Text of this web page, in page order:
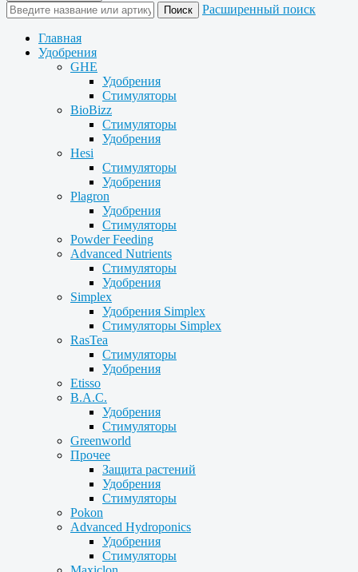
Расширенный поиск
Главная
Удобрения
GHE
Удобрения
Стимуляторы
BioBizz
Стимуляторы
Удобрения
Hesi
Стимуляторы
Удобрения
Plagron
Удобрения
Стимуляторы
Powder Feeding
Advanced Nutrients
Стимуляторы
Удобрения
Simplex
Удобрения Simplex
Стимуляторы Simplex
RasTea
Стимуляторы
Удобрения
Etisso
B.A.C.
Удобрения
Стимуляторы
Greenworld
Прочее
Защита растений
Удобрения
Стимуляторы
Pokon
Advanced Hydroponics
Удобрения
Стимуляторы